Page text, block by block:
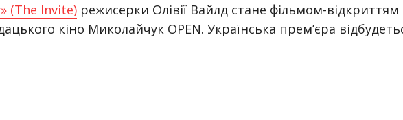
(The Invite) режисерки Олівії Вайлд стане фільмом-відкриттям
кіно Миколайчук OPEN. Українська прем’єра